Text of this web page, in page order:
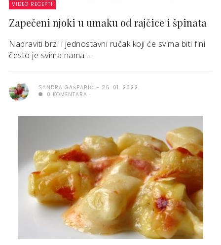
VIDEO RECEPTI
Zapečeni njoki u umaku od rajčice i špinata
Napraviti brzi i jednostavni ručak koji će svima biti fini
često je svima nama ...
SANDRA GAŠPARIĆ
26. 01. 2022.
0 KOMENTARA